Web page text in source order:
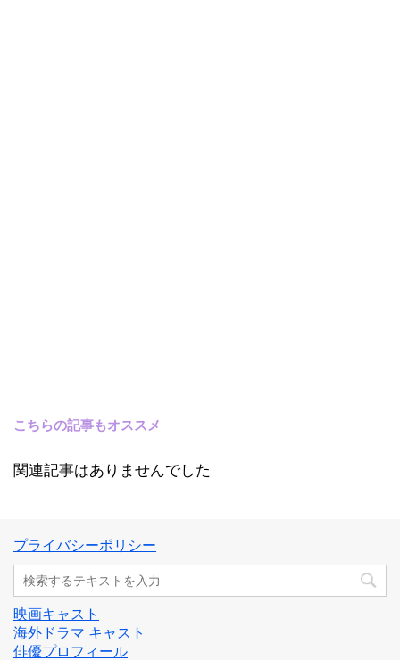
こちらの記事もオススメ
関連記事はありませんでした
プライバシーポリシー
映画キャスト
海外ドラマ キャスト
俳優プロフィール